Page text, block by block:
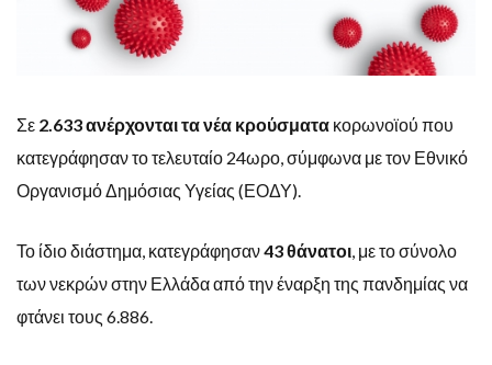
Σε 2.633 ανέρχονται τα νέα κρούσματα κορωνοϊού που
κατεγράφησαν το τελευταίο 24ωρο, σύμφωνα με τον Εθνικό
Οργανισμό Δημόσιας Υγείας (ΕΟΔΥ).
Το ίδιο διάστημα, κατεγράφησαν43 θάνατοι, με το σύνολο
των νεκρών στην Ελλάδα από την έναρξη της πανδημίας να
φτάνει τους 6.886.